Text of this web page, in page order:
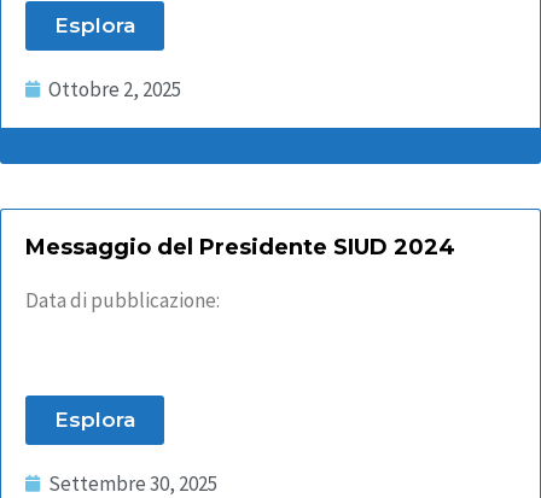
Esplora
Ottobre 2, 2025
Messaggio del Presidente SIUD 2024
Data di pubblicazione:
Esplora
Settembre 30, 2025